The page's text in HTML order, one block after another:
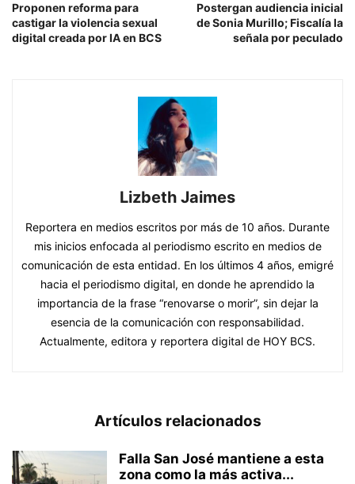
Proponen reforma para
castigar la violencia sexual
digital creada por IA en BCS
Postergan audiencia inicial
de Sonia Murillo; Fiscalía la
señala por peculado
Lizbeth Jaimes
Reportera en medios escritos por más de 10 años. Durante
mis inicios enfocada al periodismo escrito en medios de
comunicación de esta entidad. En los últimos 4 años, emigré
hacia el periodismo digital, en donde he aprendido la
importancia de la frase “renovarse o morir”, sin dejar la
esencia de la comunicación con responsabilidad.
Actualmente, editora y reportera digital de HOY BCS.
Artículos relacionados
Falla San José mantiene a esta
zona como la más activa...